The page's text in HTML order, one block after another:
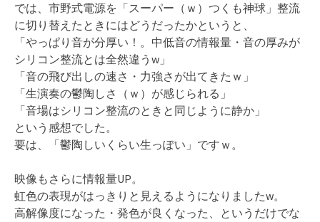
では、市野式電源を「スーパー（ｗ）つくも神球」整流
に切り替えたときにはどうだったかというと、
「やっぱり音が分厚い！。中低音の情報量・音の厚みが
シリコン整流とは全然違うw」
「音の飛び出しの速さ・力強さが出てきたｗ」
「生演奏の鬱陶しさ（ｗ）が感じられる」
「音場はシリコン整流のときと同じように静か」
という感想でした。
要は、「鬱陶しいくらい生っぽい」ですｗ。
映像もさらに情報量UP。
虹色の表現がはっきりと見えるようになりましたw。
高解像度になった・発色が良くなった、というだけでな